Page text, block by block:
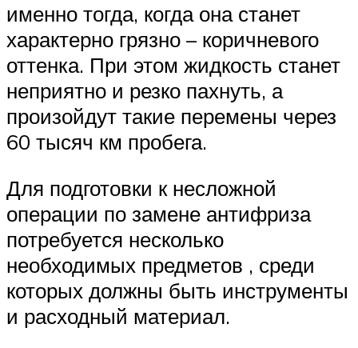
именно тогда, когда она станет
характерно грязно – коричневого
оттенка. При этом жидкость станет
неприятно и резко пахнуть, а
произойдут такие перемены через
60 тысяч км пробега.
Для подготовки к несложной
операции по замене антифриза
потребуется несколько
необходимых предметов , среди
которых должны быть инструменты
и расходный материал.